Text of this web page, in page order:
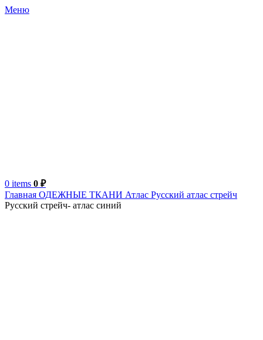
Меню
0 items 0 ₽
Главная ОДЕЖНЫЕ ТКАНИ Атлас Русский атлас стрейч
Русский стрейч- атлас синий